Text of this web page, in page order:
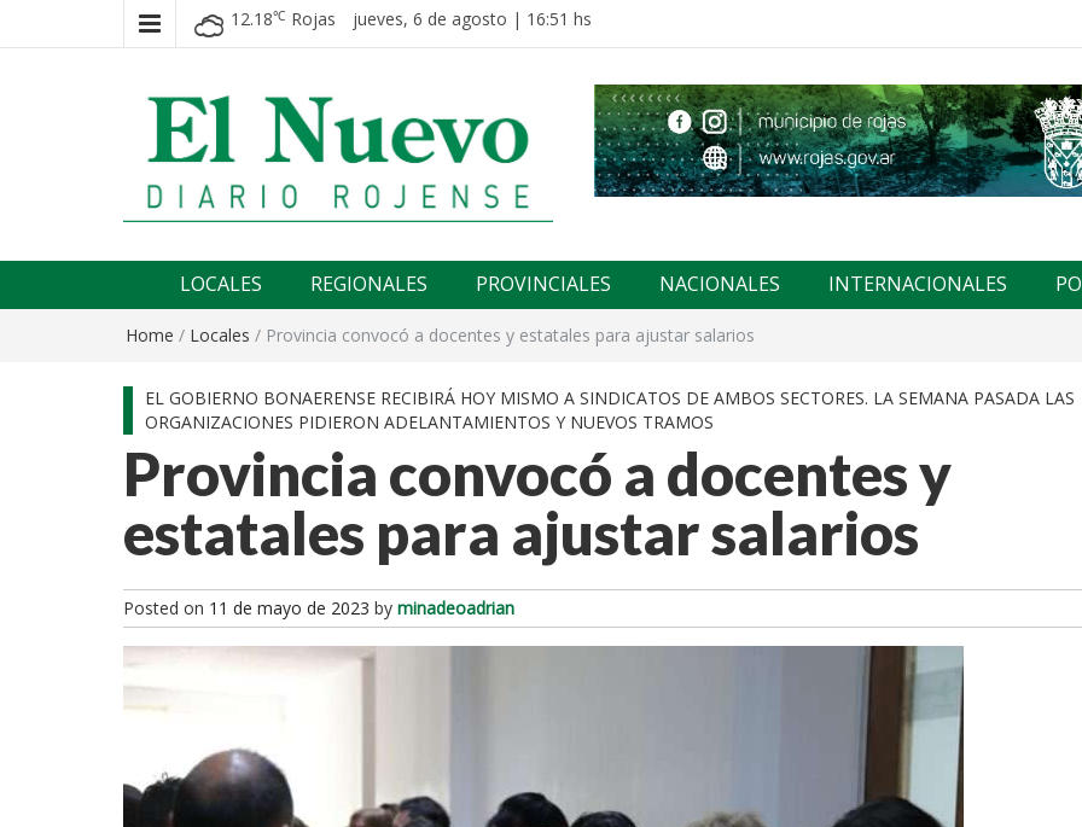
12.18℃ Rojas jueves, 6 de agosto | 16:51 hs
El nuevo rojense
LOCALES REGIONALES PROVINCIALES NACIONALES INTERNACIONALES
Home / Locales / Provincia convocó a docentes y estatales para ajustar salarios
EL GOBIERNO BONAERENSE RECIBIRÁ HOY MISMO A SINDICATOS DE AMBOS SECTORES. LA SEMANA PASADA LAS
ORGANIZACIONES PIDIERON ADELANTAMIENTOS Y NUEVOS TRAMOS
Provincia convocó a docentes y
estatales para ajustar salarios
Posted on 11 de mayo de 2023 by minadeoadrian